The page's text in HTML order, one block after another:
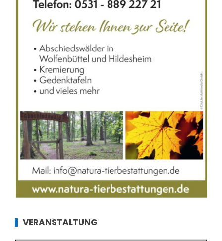
VERANSTALTUNG